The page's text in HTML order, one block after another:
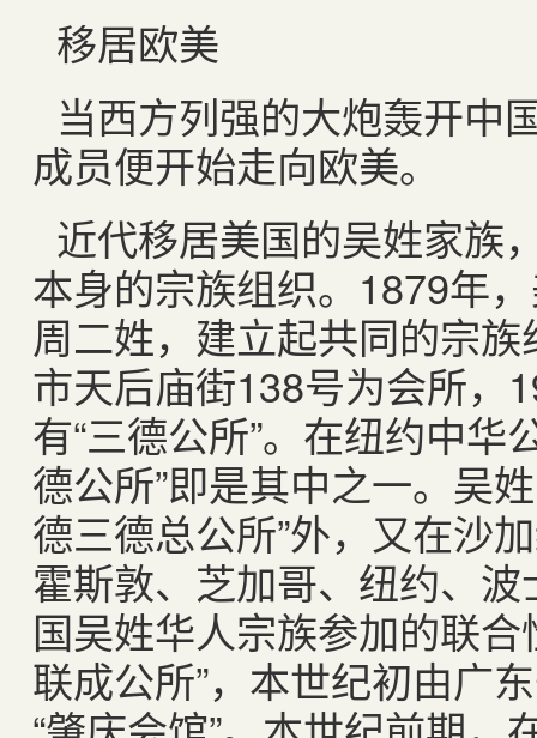
移居欧美
当西方列强的大炮轰开中
成员便开始走向欧美。
近代移居美国的吴姓家族
本身的宗族组织。 1879年
周二姓，建立起共同的宗族
市天后庙街138号为会所，
有“三德公所”。在纽约中华
德公所”即是其中之一。吴
德三德总公所”外，又在沙
霍斯敦、芝加哥、纽约、
国吴姓华人宗族参加的联
联成公所”，本世纪初由广